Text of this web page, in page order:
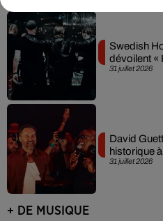
31 juillet 2026
Swedish
dévoilent «
31 juillet 2026
David
historique
+ DE MUSIQUE